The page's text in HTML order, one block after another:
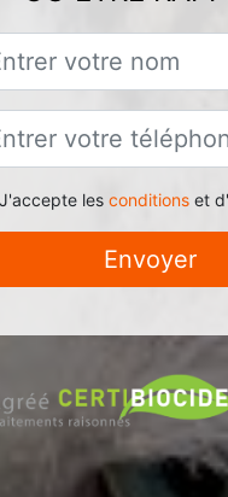
J'accepte les conditionset
Envoyer